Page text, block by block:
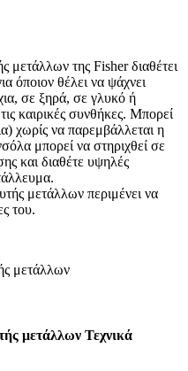
μετάλλων της Fisher διαθέτει
όποιον θέλει να ψάχνει
σε ξηρά, σε γλυκό ή
καιρικές συνθήκες. Μπορεί
χωρίς να παρεμβάλλεται η
μπορεί να στηριχθεί σε
και διαθέτε υψηλές
μετάλλων περιμένει να
του.
μετάλλων Τεχνικά